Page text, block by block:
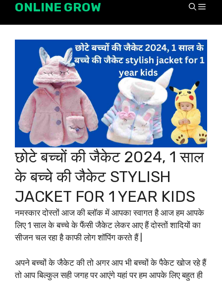
SkipONLINE GROW
छोटे बच्चों की जैकेट 2024, 1 साल
के बच्चे की जैकेट STYLISH
JACKET FOR 1 YEAR KIDS
नमस्कार दोस्तों आज की ब्लॉक में आपका स्वागत है आज हम आपके
लिए 1 साल के बच्चे के फैंसी जैकेट लेकर आए हैं दोस्तों शादियों का
सीजन चल रहा है काफी लोग शॉपिंग करते हैं |
अपने बच्चों के जैकेट की तो अगर आप भी बच्चों के पैकेट खोज रहे हैं
तो आप बिल्कुल सही जगह पर आएंगे यहां पर हम आपके लिए बहुत ही